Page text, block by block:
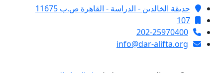
حديقة الخالدين - الدراسة - القاهرة ص.ب 11675
107
202-25970400
info@dar-alifta.org